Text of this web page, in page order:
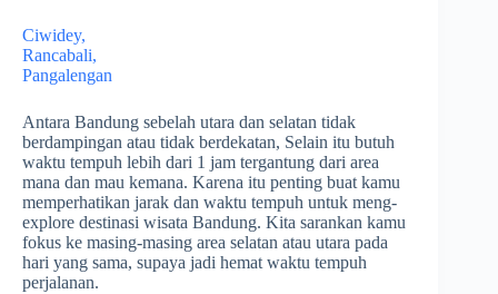
Ciwidey,
Rancabali,
Pangalengan
Antara Bandung sebelah utara dan selatan tidak
berdampingan atau tidak berdekatan, Selain itu butuh
waktu tempuh lebih dari 1 jam tergantung dari area
mana dan mau kemana. Karena itu penting buat kamu
memperhatikan jarak dan waktu tempuh untuk meng-
explore destinasi wisata Bandung. Kita sarankan kamu
fokus ke masing-masing area selatan atau utara pada
hari yang sama, supaya jadi hemat waktu tempuh
perjalanan.